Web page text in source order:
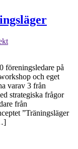
föreningsledare på
och eget
varav 3 från
strategiska frågor
från
”Träningsläger